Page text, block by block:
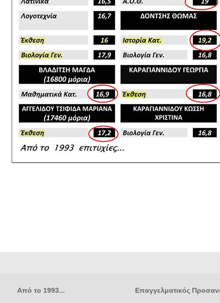
Από το 1993... Επαγγελματικός